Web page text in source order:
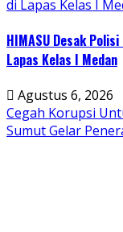
di Lapas Kelas I
HIMASU Desak
Lapas Kelas I Medan
Agustus 6, 2026
Cegah Korupsi
Sumut Gelar